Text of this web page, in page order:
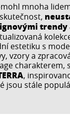
mnoha
trendy
estetiku s
vzory a
charakterem,
,
jsou stále